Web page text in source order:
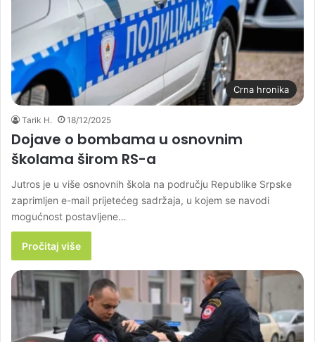
Crna hronika
Tarik H. 18/12/2025
Dojave o bombama u osnovnim
školama širom RS-a
Jutros je u više osnovnih škola na području Republike Srpske
zaprimljen e-mail prijetećeg sadržaja, u kojem se navodi
mogućnost postavljene…
Pročitaj više